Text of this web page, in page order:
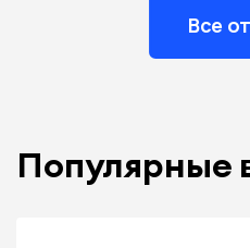
Все
Популярные